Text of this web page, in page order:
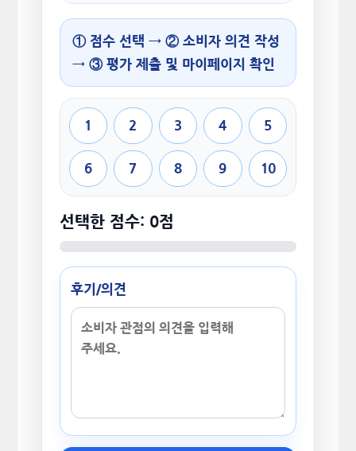
① 점수 선택 → ② 소비자 의견 작성
→ ③ 평가 제출 및 마이페이지 확인
1 2 3 4 5
6 7 8 9 10
선택한 점수: 0점
후기/의견